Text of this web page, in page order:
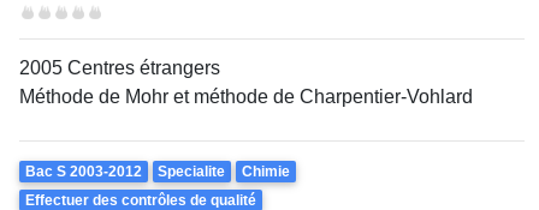
Difficulté
2005 Centres étrangers
Méthode de Mohr et méthode de Charpentier-Vohlard
Theme
Bac S 2003-2012 Specialite
Chimie
Effectuer des contrôles de qualité